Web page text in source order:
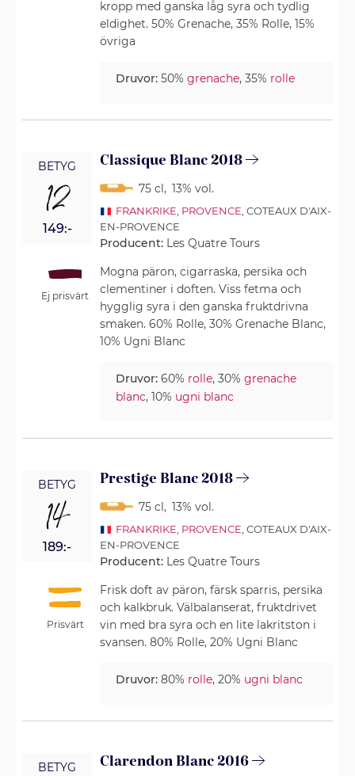
kropp med ganska låg syra och tydlig
eldighet. 50% Grenache, 35% Rolle, 15%
övriga
Druvor: 50%grenache, 35% rolle
BETYG
12
149:-
Ej prisvärt
Classique Blanc 2018
75 cl, 13% vol.
FRANKRIKE PROVENCE , COTEAUX D'AIX-
EN-PROVENCE
Producent: Les Quatre Tours
Mogna päron, cigarraska, persika och
clementiner i doften. Viss fetma och
hygglig syra i den ganska fruktdrivna
smaken. 60% Rolle, 30% Grenache Blanc,
10% Ugni Blanc
Druvor: 60% rolle, 30%grenache
blanc, 10% ugni blanc
BETYG
14
189:-
Prisvärt
Prestige Blanc 2018
75 cl, 13% vol.
FRANKRIKE PROVENCE , COTEAUX D'AIX-
EN-PROVENCE
Producent: Les Quatre Tours
Frisk doft av päron, färsk sparris, persika
och kalkbruk. Välbalanserat, fruktdrivet
vin med bra syra och en lite lakritston i
svansen. 80% Rolle, 20% Ugni Blanc
Druvor: 80% rolle, 20% ugni blanc
BETYG Clarendon Blanc 2016